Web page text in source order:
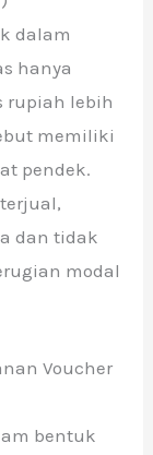
dalam
hanya
rupiah lebih
memiliki
pendek.
dan tidak
modal
Voucher
bentuk